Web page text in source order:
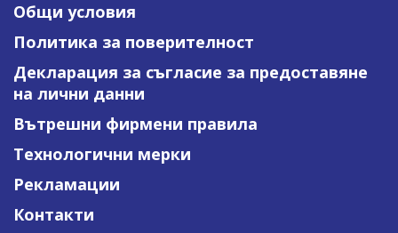
Общи условия
Политика за поверителност
Декларация за съгласие за предоставяне
на лични данни
Вътрешни фирмени правила
Технологични мерки
Рекламации
Контакти